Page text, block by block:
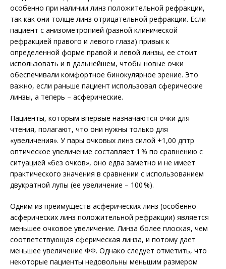
особенно при наличии линз положительной рефракции,
так как они толще линз отрицательной рефракции. Если
пациент с анизометропией (разной клинической
рефракцией правого и левого глаза) привык к
определенной форме правой и левой линзы, ее стоит
использовать и в дальнейшем, чтобы новые очки
обеспечивали комфортное бинокулярное зрение. Это
важно, если раньше пациент использовал сферические
линзы, а теперь – асферические.
Пациенты, которым впервые назначаются очки для
чтения, полагают, что они нужны только для
«увеличения». У пары очковых линз силой +1,00 дптр
оптическое увеличение составляет 1 % по сравнению с
ситуацией «без очков», оно едва заметно и не имеет
практического значения в сравнении с использованием
двукратной лупы (ее увеличение – 100 %).
Одним из преимуществ асферических линз (особенно
асферических линз положительной рефракции) является
меньшее очковое увеличение. Линза более плоская, чем
соответствующая сферическая линза, и потому дает
меньшее увеличение ФФ. Однако следует отметить, что
некоторые пациенты недовольны меньшим размером